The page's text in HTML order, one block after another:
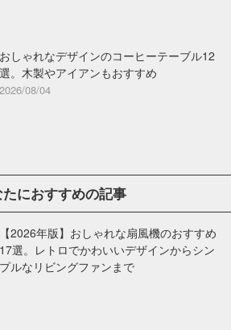
おしゃれなデザインのコーヒーテーブル12
選。木製やアイアンもおすすめ
2026/08/04
たにおすすめの記事
【2026年版】おしゃれな扇風機のおすすめ
17選。レトロでかわいいデザインからシン
プルなリビングファンまで